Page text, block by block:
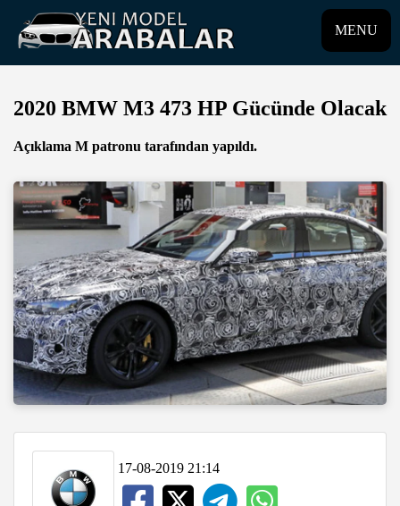
MENU
2020 BMW M3 473 HP Gücünde Olacak
Açıklama M patronu tarafından yapıldı.
17-08-2019 21:14